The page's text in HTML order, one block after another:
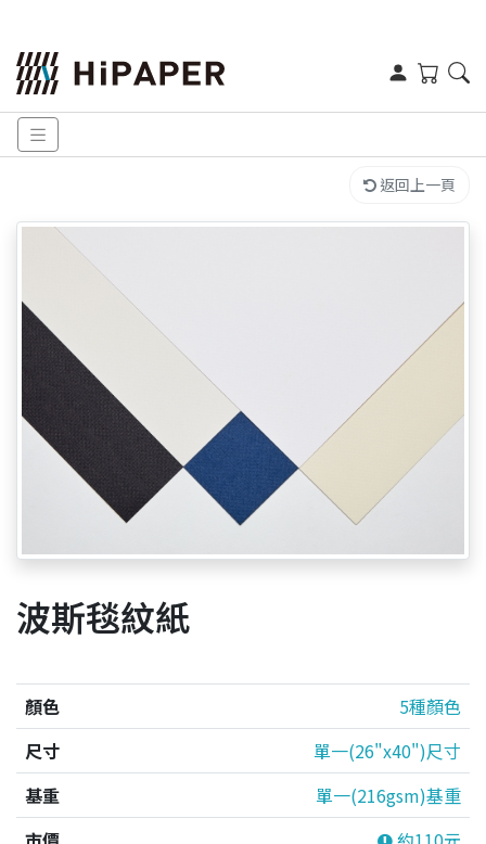
返回上一頁
波斯毯紋紙
顏色
5種顏色
尺寸
單一(26"x40")尺寸
基重
單一(216gsm)基重